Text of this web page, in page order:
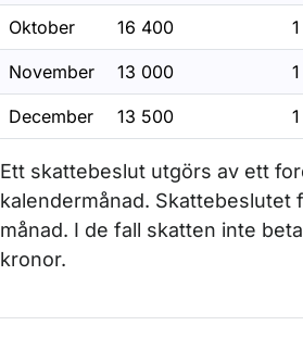
Oktober 16 400
November 13 000
December 13 500
Ett skattebeslut utgörs av ett
kalendermånad. Skattebeslutet
månad. I de fall skatten inte
kronor.